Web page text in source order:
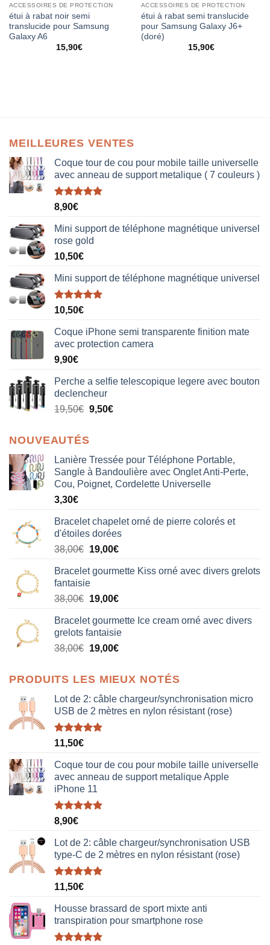
ACCESSOIRES DE PROTECTION
étui à rabat noir semi
translucide pour Samsung
Galaxy A6
15,90€
ACCESSOIRES DE PROTECTION
étui à rabat semi translucide
pour Samsung Galaxy J6+
(doré)
15,90€
MEILLEURES VENTES
Coque tour de cou pour mobile taille universelle
avec anneau de support metalique ( 7 couleurs )
Note5.00
8,90€
Mini support de téléphone magnétique universel
rose gold
10,50€
Mini support de téléphone magnétique universel
Note5.00
10,50€
Coque iPhone semi transparente finition mate
avec protection camera
9,90€
Perche a selfie telescopique legere avec bouton
declencheur
19,50€ 9,50€
NOUVEAUTÉS
Lanière Tressée pour Téléphone Portable,
Sangle à Bandoulière avec Onglet Anti-Perte,
Cou, Poignet, Cordelette Universelle
3,30€
Bracelet chapelet orné de pierre colorés et
d'étoiles dorées
38,00€ Le
initial
était :
38,00€.
19,00€Le
actuel
19,00€.
Bracelet gourmette Kiss orné avec divers grelots
fantaisie
38,00€ Le
initial
était :
38,00€.
19,00€Le
actuel
est :
19,00€.
Bracelet gourmette Ice cream orné avec divers
grelots fantaisie
38,00€ Le
était :
38,00€.
19,00€Le
est :
19,00€.
PRODUITS LES MIEUX NOTÉS
Lot de 2: câble chargeur/synchronisation micro
USB de 2 mètres en nylon résistant (rose)
Note5.00
11,50€
Coque tour de cou pour mobile taille universelle
avec anneau de support metalique Apple
iPhone 11
Note5.00
8,90€
Lot de 2: câble chargeur/synchronisation USB
type-C de 2 mètres en nylon résistant (rose)
Note5.00
11,50€
Housse brassard de sport mixte anti
transpiration pour smartphone rose